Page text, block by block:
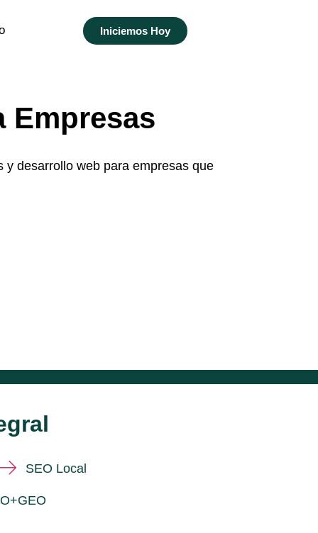
Iniciemos Hoy
Empresas
y desarrollo web para empresas que
SEO Local